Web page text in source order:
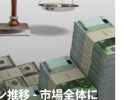
推移 - 市場全体に